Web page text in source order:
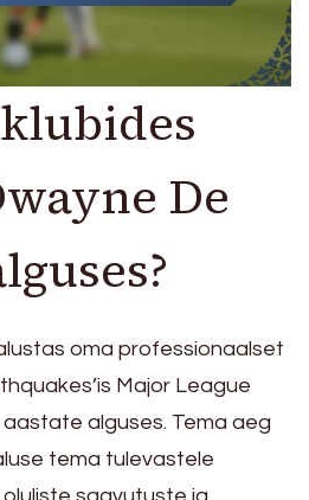
De
oma professionaalset
Major League
aastate alguses. Tema aeg
tema tulevastele